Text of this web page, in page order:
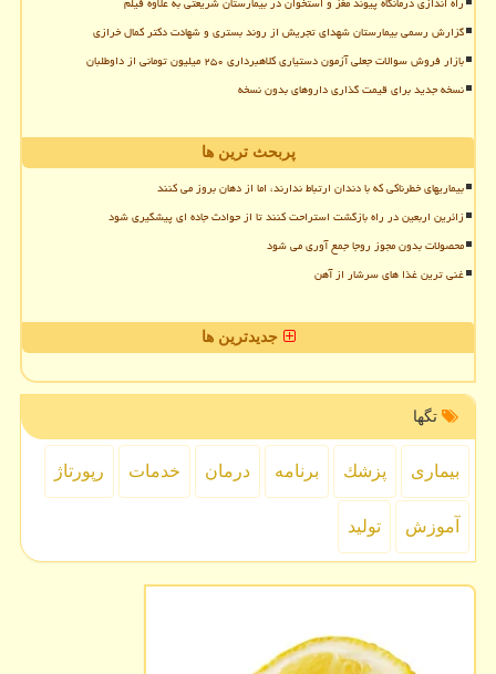
گزارش رسمی بیمارستان شهدای تجریش از روند بستری و شهادت دکتر کمال خرازی
بازار فروش سوالات جعلی آزمون دستیاری کلاهبرداری ۲۵۰ میلیون تومانی از داوطلبان
نسخه جدید برای قیمت گذاری داروهای بدون نسخه
پربحث ترین ها
بیماریهای خطرناکی که با دندان ارتباط ندارند، اما از دهان بروز می کنند
زائرین اربعین در راه بازگشت استراحت کنند تا از حوادث جاده ای پیشگیری شود
محصولات بدون مجوز روجا جمع آوری می شود
غنی ترین غذا های سرشار از آهن
جدیدترین ها
تگها
بیماری پزشك برنامه درمان خدمات رپورتاژ
آموزش تولید